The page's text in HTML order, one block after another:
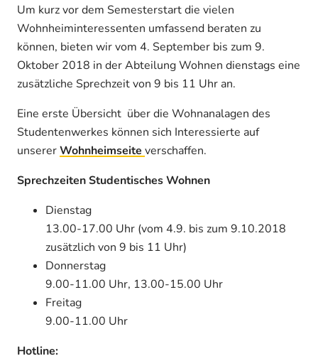
Um kurz vor dem Semesterstart die vielen
Wohnheiminteressenten umfassend beraten zu
können, bieten wir vom 4. September bis zum 9.
Oktober 2018 in der Abteilung Wohnen dienstags eine
zusätzliche Sprechzeit von 9 bis 11 Uhr an.
Eine erste Übersicht über die Wohnanalagen des
Studentenwerkes können sich Interessierte auf
unsererWohnheimseite verschaffen.
Sprechzeiten Studentisches Wohnen
Dienstag
13.00-17.00 Uhr (vom 4.9. bis zum 9.10.2018
zusätzlich von 9 bis 11 Uhr)
Donnerstag
9.00-11.00 Uhr, 13.00-15.00 Uhr
Freitag
9.00-11.00 Uhr
Hotline: